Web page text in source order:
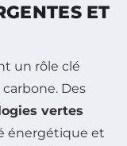
ET
un rôle clé
Des
vertes
énergétique et